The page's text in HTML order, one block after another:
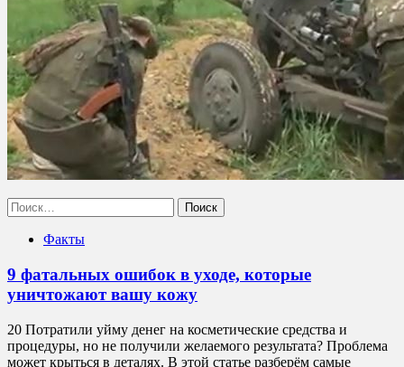
Найти:
Факты
9 фатальных ошибок в уходе, которые
уничтожают вашу кожу
20 Потратили уйму денег на косметические средства и
процедуры, но не получили желаемого результата? Проблема
может крыться в деталях. В этой статье разберём самые